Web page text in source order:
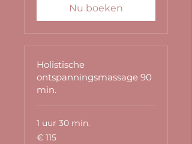
Nu boeken
Holistische
ontspanningsmassage 90
min.
1 uur 30 min.
115
euro
€ 115